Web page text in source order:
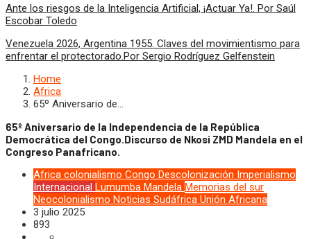
Ante los riesgos de la Inteligencia Artificial, ¡Actuar Ya!. Por Saúl
Escobar Toledo
Venezuela 2026, Argentina 1955. Claves del movimientismo para
enfrentar el protectorado.Por Sergio Rodríguez Gelfenstein
Home
Africa
65º Aniversario de…
65º Aniversario de la Independencia de la República
Democrática del Congo.Discurso de Nkosi ZMD Mandela en el
Congreso Panafricano.
Africa colonialismo Congo Descolonización Imperialismo
Internacional Lumumba Mandela Memorias del sur
Neocolonialismo Noticias Sudáfrica Unión Africana
3 julio 2025
893